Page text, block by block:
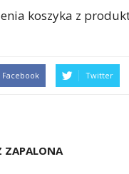
koszyka z
Facebook Twitter
ZAPALONA